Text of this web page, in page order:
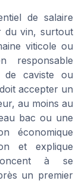
de salaire
du vin, surtout
viticole ou
responsable
de caviste ou
accepter un
au moins au
bac ou une
économique
et explique
à se
un premier